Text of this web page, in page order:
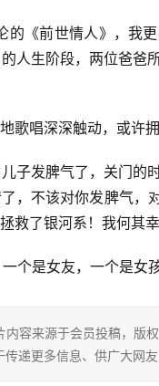
《前世情人》，我
人生阶段，两位爸爸
歌唱深深触动，或许
子发脾气了，关门的
，不该对你发脾气，
救了银河系！我何其
个是女友，一个是女孩
容来源于会员投稿，版
递更多信息、供广大网友